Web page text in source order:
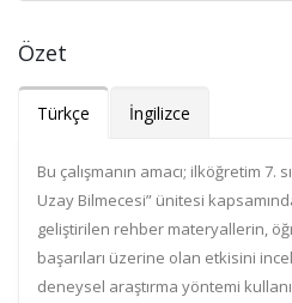
Özet
Türkçe İngilizce
Bu çalışmanın amacı; ilköğretim 7.
Uzay Bilmecesi” ünitesi
geliştirilen rehber materyallerin,
başarıları üzerine olan etkisini
deneysel araştırma yöntemi